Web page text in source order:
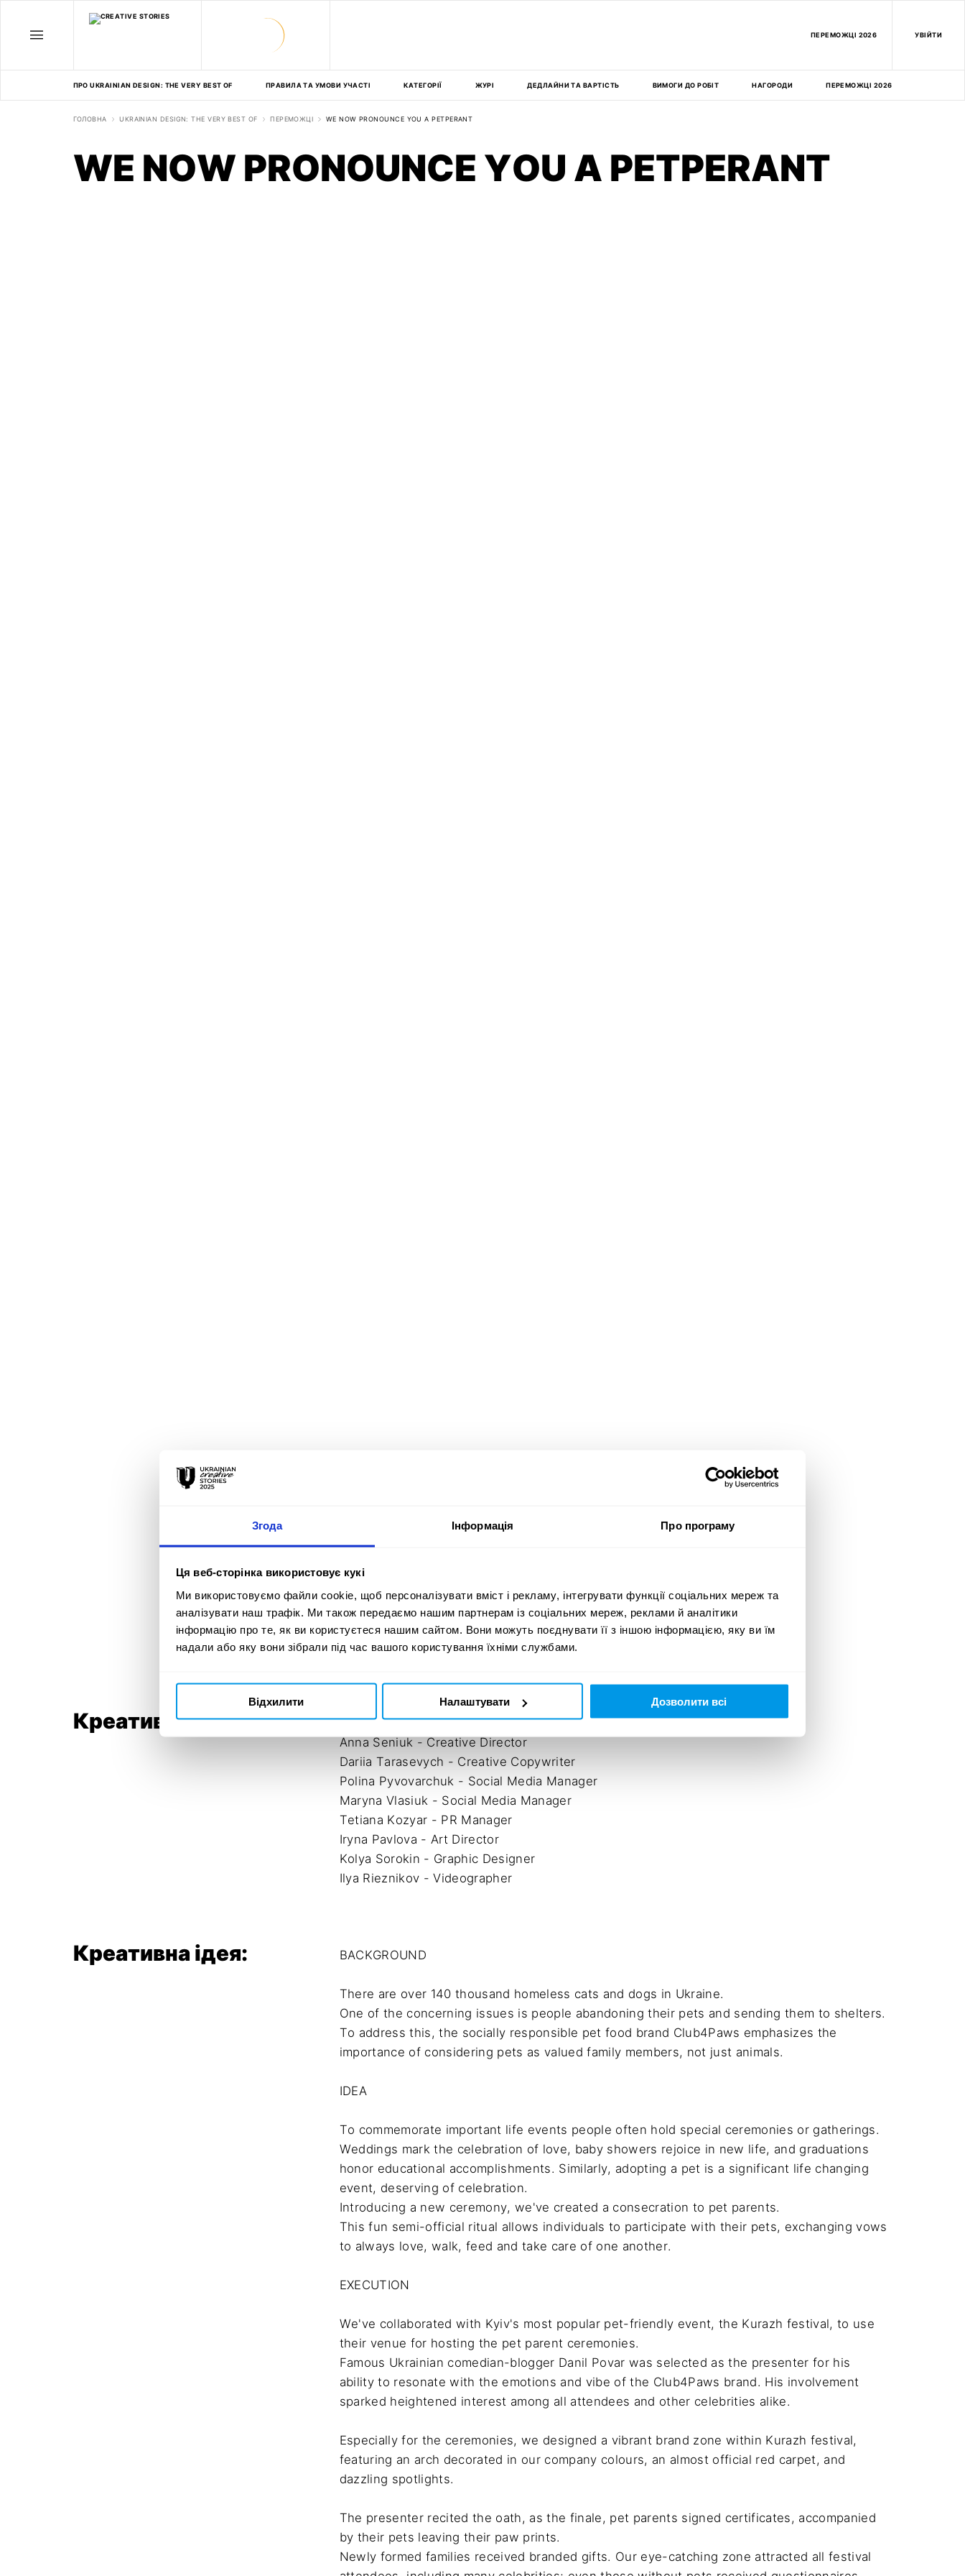
Згода Інформація Про програму
Ця веб-сторінка використовує кукі
Ми використовуємо файли cookie, щоб персоналізувати вміст і рекламу, інтегрувати функції соціальних мереж та
аналізувати наш трафік. Ми також передаємо нашим партнерам із соціальних мереж, реклами й аналітики
інформацію про те, як ви користуєтеся нашим сайтом. Вони можуть поєднувати її з іншою інформацією, яку ви їм
надали або яку вони зібрали під час вашого користування їхніми службами.
Відхилити Налаштувати Дозволити всі
ПEРЕМОЖЦІ 2026 УВІЙТИ
ПРО UKRAINIAN DESIGN: THE VERY BEST OF ПРАВИЛА ТА УМОВИ УЧАСТІ КАТЕГОРІЇ ЖУРІ ДЕДЛАЙНИ ТА ВАРТІСТЬ ВИМОГИ ДО РОБІТ НАГОРОДИ ПЕРЕМОЖЦІ 2026
ГОЛОВНА UKRAINIAN DESIGN: THE VERY BEST OF ПЕРЕМОЖЦІ WE NOW PRONOUNCE YOU A PETPERANT
WE NOW PRONOUNCE YOU A PETPERANT
E. ENVIRONMENTAL DESIGN / E10.
SET & STAGE DESIGN
Club 4 Paws
Рік:
Креативна команда:
Valeria Khvyl - Account Manager
Anna Seniuk - Creative Director
Dariia Tarasevych - Creative Copywriter
Polina Pyvovarchuk - Social Media Manager
Maryna Vlasiuk - Social Media Manager
Tetiana Kozyar - PR Manager
Iryna Pavlova - Art Director
Kolya Sorokin - Graphic Designer
Ilya Rieznikov - Videographer
Креативна ідея: BACKGROUND
There are over 140 thousand homeless cats and dogs in Ukraine.
One of the concerning issues is people abandoning their pets and sending them to shelters.
To address this, the socially responsible pet food brand Club4Paws emphasizes the
importance of considering pets as valued family members, not just animals.
IDEA
To commemorate important life events people often hold special ceremonies or gatherings.
Weddings mark the celebration of love, baby showers rejoice in new life, and graduations
honor educational accomplishments. Similarly, adopting a pet is a significant life changing
event, deserving of celebration.
Introducing a new ceremony, we've created a consecration to pet parents.
This fun semi-official ritual allows individuals to participate with their pets, exchanging vows
to always love, walk, feed and take care of one another.
EXECUTION
We've collaborated with Kyiv's most popular pet-friendly event, the Kurazh festival, to use
their venue for hosting the pet parent ceremonies.
Famous Ukrainian comedian-blogger Danil Povar was selected as the presenter for his
ability to resonate with the emotions and vibe of the Club4Paws brand. His involvement
sparked heightened interest among all attendees and other celebrities alike.
Especially for the ceremonies, we designed a vibrant brand zone within Kurazh festival,
featuring an arch decorated in our company colours, an almost official red carpet, and
dazzling spotlights.
The presenter recited the oath, as the finale, pet parents signed certificates, accompanied
by their pets leaving their paw prints.
Newly formed families received branded gifts. Our eye-catching zone attracted all festival